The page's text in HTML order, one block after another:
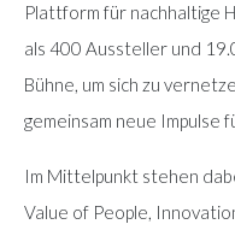
Plattform für nachhaltige
als 400 Aussteller und
Bühne, um sich zu
gemeinsam neue Impulse
Im Mittelpunkt stehen
Value of People,